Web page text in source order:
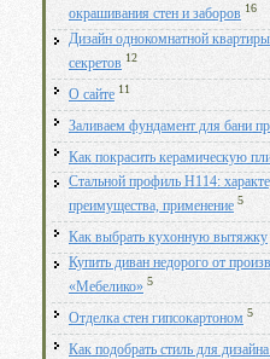
окрашивания стен и заборов 16
Дизайн однокомнатной
секретов 12
О сайте 11
Заливаем фундамент для бани
Как покрасить керамическую
Стальной профиль Н114:
преимущества, применение 5
Как выбрать кухонную вытяжку
Купить диван недорого от
«Мебелико» 5
Отделка стен гипсокартоном 5
Как подобрать стиль для